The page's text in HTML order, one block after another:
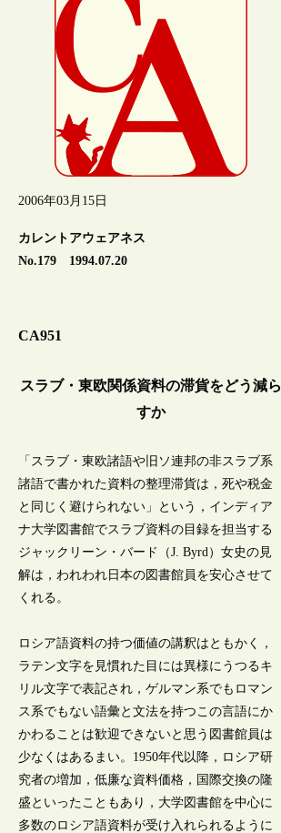
2006年03月15日
カレントアウェアネス
No.179 1994.07.20
CA951
スラブ・東欧関係資料の滞貨をどう減ら
すか
「スラブ・東欧諸語や旧ソ連邦の非スラブ系
諸語で書かれた資料の整理滞貨は，死や税金
と同じく避けられない」という，インディア
ナ大学図書館でスラブ資料の目録を担当する
ジャックリーン・バード（J. Byrd）女史の見
解は，われわれ日本の図書館員を安心させて
くれる。
ロシア語資料の持つ価値の講釈はともかく，
ラテン文字を見慣れた目には異様にうつるキ
リル文字で表記され，ゲルマン系でもロマン
ス系でもない語彙と文法を持つこの言語にか
かわることは歓迎できないと思う図書館員は
少なくはあるまい。1950年代以降，ロシア研
究者の増加，低廉な資料価格，国際交換の隆
盛といったこともあり，大学図書館を中心に
多数のロシア語資料が受け入れられるように